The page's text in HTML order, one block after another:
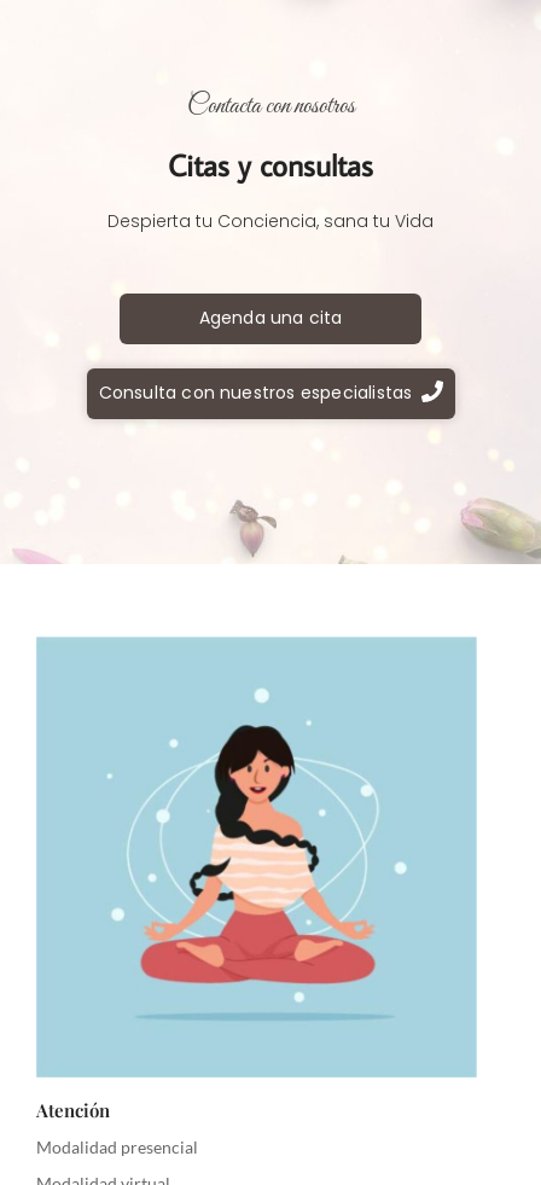
Contacta con nosotros
Citas y consultas
Despierta tu Conciencia, sana tu Vida
Agenda una cita
Consulta con nuestros especialistas
Atención
Modalidad presencial